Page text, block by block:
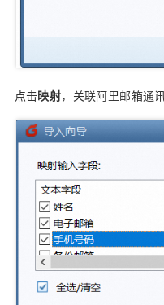
点击映射，关联阿里邮箱通